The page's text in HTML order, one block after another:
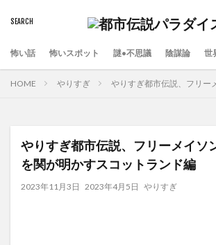
怖い話 怖いスポット 謎•不思議 陰謀論 世
HOME やりすぎ やりすぎ都市伝説、フリー
やりすぎ都市伝説、フリーメイソ
を関が明かすスコットランド編
2023年11月3日 2023年4月5日 やりすぎ